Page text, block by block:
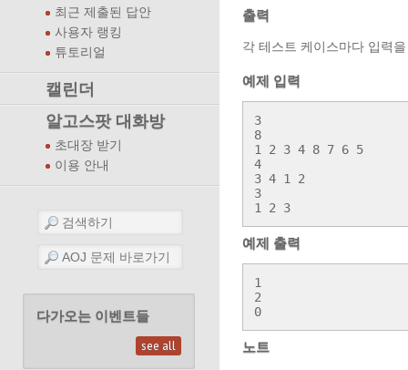
최근 제출된 답안
사용자 랭킹
튜토리얼
캘린더
알고스팟 대화방
초대장 받기
이용 안내
다가오는 이벤트들
see all
출력
각 테스트 케이스마다 입력
예제 입력
3
8
1 2 3 4 8 7 6 5
4
3 4 1 2
3
예제 출력
1
2
0
노트